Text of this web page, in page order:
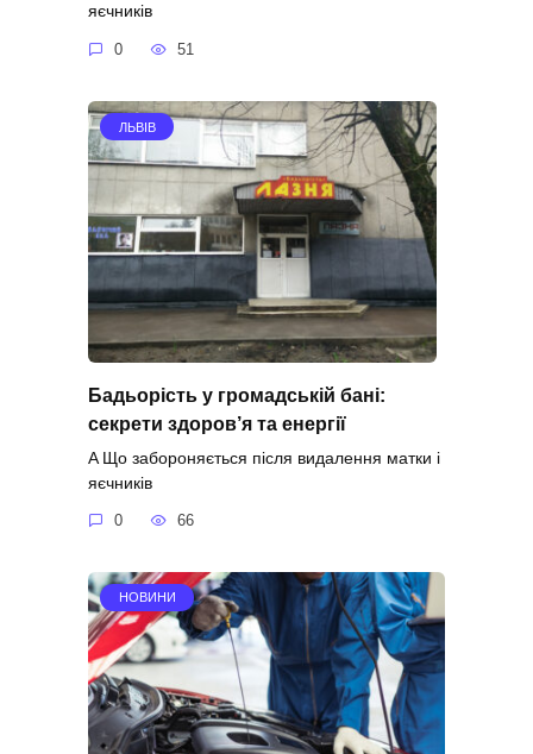
яєчників
0 51
ЛЬВІВ
Бадьорість у громадській бані:
секрети здоров’я та енергії
A Що забороняється після видалення матки і
яєчників
0 66
НОВИНИ